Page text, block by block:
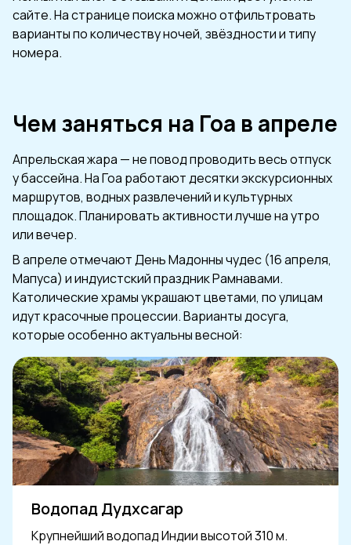
сайте. На странице поиска можно отфильтровать
варианты по количеству ночей, звёздности и типу
номера.
Чем заняться на Гоа в апреле
Апрельская жара — не повод проводить весь отпуск
у бассейна. На Гоа работают десятки экскурсионных
маршрутов, водных развлечений и культурных
площадок. Планировать активности лучше на утро
или вечер.
В апреле отмечают День Мадонны чудес (16 апреля,
Мапуса) и индуистский праздник Рамнавами.
Католические храмы украшают цветами, по улицам
идут красочные процессии. Варианты досуга,
которые особенно актуальны весной:
Водопад Дудхсагар
Крупнейший водопад Индии высотой 310 м.